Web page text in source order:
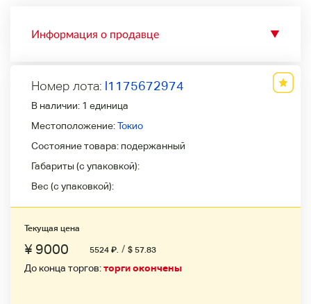
Информация о продавце ▼
Номер лота: l1175672974
В наличии: 1 единица
Местоположение:Токио
Состояние товара: подержанный
Габариты (с упаковкой):
Вес (с упаковкой):
Текущая цена
¥ 9000 5524 ₽. / $ 57.83
До конца торгов:торги окончены